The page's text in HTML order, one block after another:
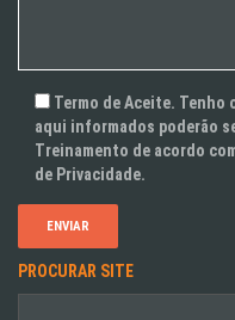
Termo de Aceite. Tenho
aqui informados poderão
Treinamento de acordo
de Privacidade.
PROCURAR SITE